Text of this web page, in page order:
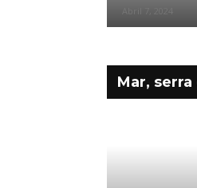
Mar,